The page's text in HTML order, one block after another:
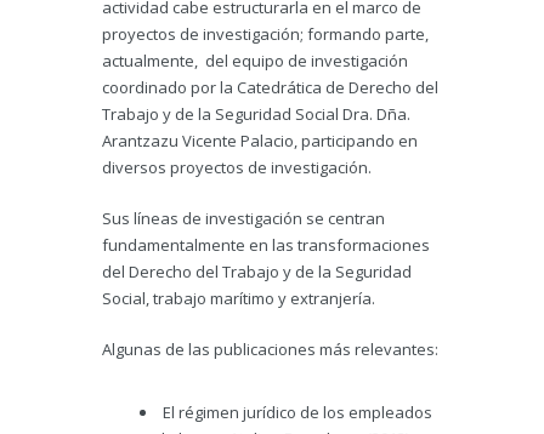
actividad cabe estructurarla en el marco de
proyectos de investigación; formando parte,
actualmente, del equipo de investigación
coordinado por la Catedrática de Derecho del
Trabajo y de la Seguridad Social Dra. Dña.
Arantzazu Vicente Palacio, participando en
diversos proyectos de investigación.
Sus líneas de investigación se centran
fundamentalmente en las transformaciones
del Derecho del Trabajo y de la Seguridad
Social, trabajo marítimo y extranjería.
Algunas de las publicaciones más relevantes:
El régimen jurídico de los empleados